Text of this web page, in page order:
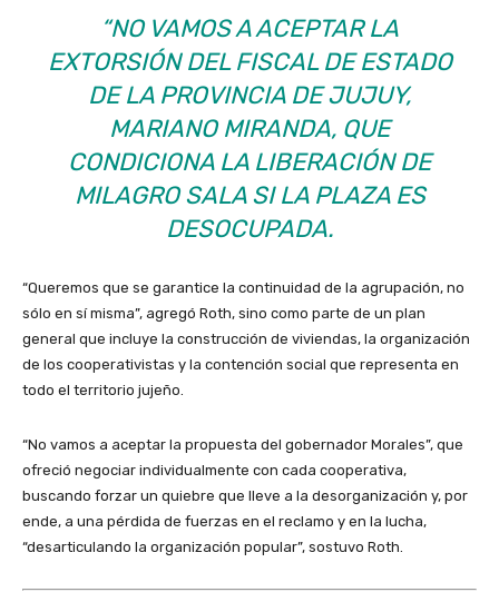
“NO VAMOS A ACEPTAR LA
EXTORSIÓN DEL FISCAL DE ESTADO
DE LA PROVINCIA DE JUJUY,
MARIANO MIRANDA, QUE
CONDICIONA LA LIBERACIÓN DE
MILAGRO SALA SI LA PLAZA ES
DESOCUPADA.
“Queremos que se garantice la continuidad de la agrupación, no
sólo en sí misma”, agregó Roth, sino como parte de un plan
general que incluye la construcción de viviendas, la organización
de los cooperativistas y la contención social que representa en
todo el territorio jujeño.
“No vamos a aceptar la propuesta del gobernador Morales”, que
ofreció negociar individualmente con cada cooperativa,
buscando forzar un quiebre que lleve a la desorganización y, por
ende, a una pérdida de fuerzas en el reclamo y en la lucha,
“desarticulando la organización popular”, sostuvo Roth.